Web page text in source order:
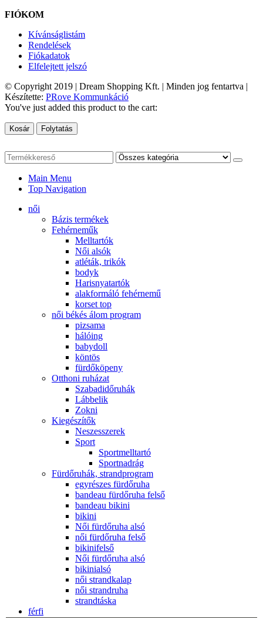
FIÓKOM
Kívánságlistám
Rendelések
Fiókadatok
Elfelejtett jelszó
© Copyright 2019 | Dream Shopping Kft. | Minden jog fentartva |
Készítette: PRove Kommunkáció
You've just added this product to the cart:
Kosár Folytatás
Main Menu
Top Navigation
női
Bázis termékek
Fehérneműk
Melltartók
Női alsók
atléták, trikók
bodyk
Harisnyatartók
alakformáló fehérnemű
korset top
női békés álom program
pizsama
hálóing
babydoll
köntös
fürdőköpeny
Otthoni ruházat
Szabadidőruhák
Lábbelik
Zokni
Kiegészítők
Neszesszerek
Sport
Sportmelltartó
Sportnadrág
Fürdőruhák, strandprogram
egyrészes fürdőruha
bandeau fürdőruha felső
bandeau bikini
bikini
Női fürdőruha alsó
női fürdőruha felső
bikinifelső
Női fürdőruha alsó
bikinialsó
női strandkalap
női strandruha
strandtáska
férfi